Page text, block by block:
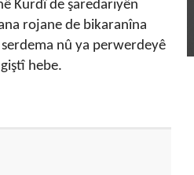
Kurdî de şaredariyên
rojane de bikaranîna
nû ya perwerdeyê
hebe.